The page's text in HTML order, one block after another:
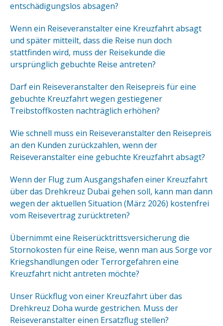
entschädigungslos absagen?
Wenn ein Reiseveranstalter eine Kreuzfahrt absagt
und später mitteilt, dass die Reise nun doch
stattfinden wird, muss der Reisekunde die
ursprünglich gebuchte Reise antreten?
Darf ein Reiseveranstalter den Reisepreis für eine
gebuchte Kreuzfahrt wegen gestiegener
Treibstoffkosten nachträglich erhöhen?
Wie schnell muss ein Reiseveranstalter den Reisepreis
an den Kunden zurückzahlen, wenn der
Reiseveranstalter eine gebuchte Kreuzfahrt absagt?
Wenn der Flug zum Ausgangshafen einer Kreuzfahrt
über das Drehkreuz Dubai gehen soll, kann man dann
wegen der aktuellen Situation (März 2026) kostenfrei
vom Reisevertrag zurücktreten?
Übernimmt eine Reiserücktrittsversicherung die
Stornokosten für eine Reise, wenn man aus Sorge vor
Kriegshandlungen oder Terrorgefahren eine
Kreuzfahrt nicht antreten möchte?
Unser Rückflug von einer Kreuzfahrt über das
Drehkreuz Doha wurde gestrichen. Muss der
Reiseveranstalter einen Ersatzflug stellen?